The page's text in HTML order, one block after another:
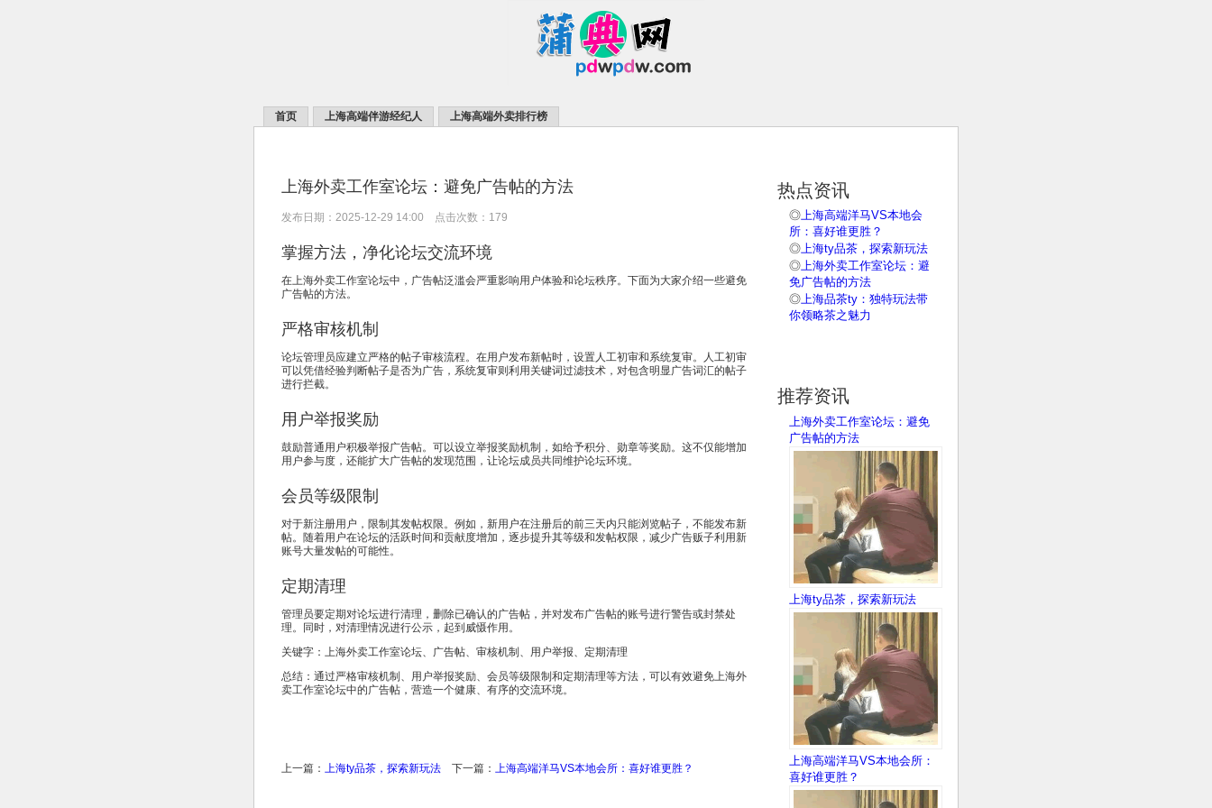
首页 上海高端伴游经纪人 上海高端外卖排行榜
上海外卖工作室论坛：避免广告帖的方法
发布日期：2025-12-29 14:00 点击次数：179
掌握方法，净化论坛交流环境
在上海外卖工作室论坛中，广告帖泛滥会严重影响用户体验和论坛秩序。下面为大家介绍一些避免
广告帖的方法。
严格审核机制
论坛管理员应建立严格的帖子审核流程。在用户发布新帖时，设置人工初审和系统复审。人工初审
可以凭借经验判断帖子是否为广告，系统复审则利用关键词过滤技术，对包含明显广告词汇的帖子
进行拦截。
用户举报奖励
鼓励普通用户积极举报广告帖。可以设立举报奖励机制，如给予积分、勋章等奖励。这不仅能增加
用户参与度，还能扩大广告帖的发现范围，让论坛成员共同维护论坛环境。
会员等级限制
对于新注册用户，限制其发帖权限。例如，新用户在注册后的前三天内只能浏览帖子，不能发布新
帖。随着用户在论坛的活跃时间和贡献度增加，逐步提升其等级和发帖权限，减少广告贩子利用新
账号大量发帖的可能性。
定期清理
管理员要定期对论坛进行清理，删除已确认的广告帖，并对发布广告帖的账号进行警告或封禁处
理。同时，对清理情况进行公示，起到威慑作用。
关键字：上海外卖工作室论坛、广告帖、审核机制、用户举报、定期清理
总结：通过严格审核机制、用户举报奖励、会员等级限制和定期清理等方法，可以有效避免上海外
卖工作室论坛中的广告帖，营造一个健康、有序的交流环境。
上一篇： 上海ty品茶，探索新玩法 下一篇： 上海高端洋马VS本地会所：喜好谁更胜？
热点资讯
◎上海高端洋马VS本地会
所：喜好谁更胜？
◎上海ty品茶，探索新玩法
◎上海外卖工作室论坛：避
免广告帖的方法
◎上海品茶ty：独特玩法带
你领略茶之魅力
推荐资讯
上海外卖工作室论坛：避免
广告帖的方法
上海ty品茶，探索新玩法
上海高端洋马VS本地会所：
喜好谁更胜？